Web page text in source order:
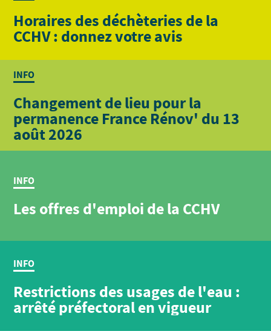
Horaires des déchèteries de la
CCHV : donnez votre avis
INFO
Changement de lieu pour la
permanence France Rénov' du 13
août 2026
INFO
Les offres d'emploi de la CCHV
INFO
Restrictions des usages de l'eau :
arrêté préfectoral en vigueur